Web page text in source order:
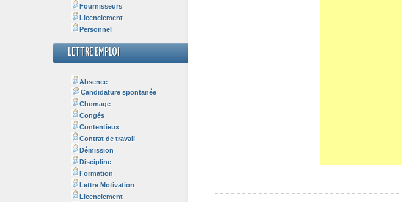
Fournisseurs
Licenciement
Personnel
LETTRE EMPLOI
Absence
Candidature spontanée
Chomage
Congés
Contentieux
Contrat de travail
Démission
Discipline
Formation
Lettre Motivation
Licenciement